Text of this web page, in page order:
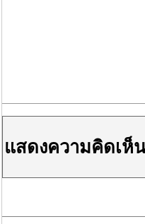
แสดงความคิดเห็